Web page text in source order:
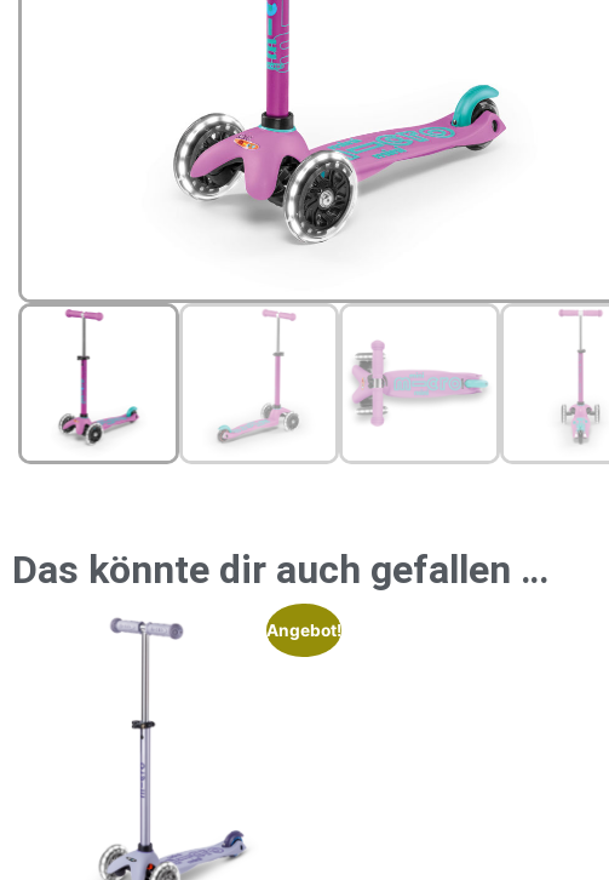
Das könnte dir auch gefallen …
Angebot!